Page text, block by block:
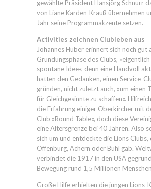
gewählte Präsident Hansjörg Schnurr
von Liane Karden-Krauß übernehmen
Jahr seine Programmakzente setzen.
Activities zeichnen Clubleben aus
Johannes Huber erinnert sich noch gut
Gründungsphase des Clubs, »eigentlich
spontane Idee«, denn eine Handvoll
hatten den Gedanken, einen Service-
gründen, nicht zuletzt auch, »um einen
für Gleichgesinnte zu schaffen«.
die Erfahrung einiger Oberkircher mit
Club »Round Table«, doch diese
eine Altersgrenze bei 40 Jahren. Also
sich um und entdeckte die Lions Clubs,
Offenburg, Achern oder Bühl gab.
verbindet die 1917 in den USA
Bewegung rund 1,5 Millionen
Große Hilfe erhielten die jungen Lions-